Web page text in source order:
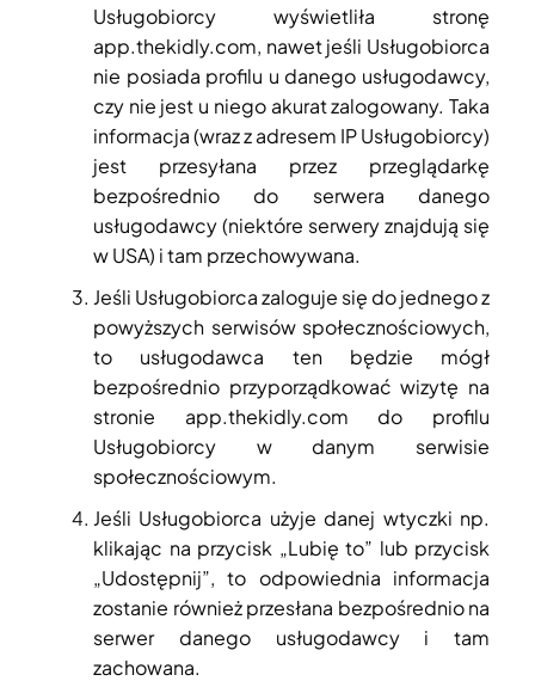
Usługobiorcy wyświetliła stronę
app.thekidly.com, nawet jeśli Usługobiorca
nie posiada profilu u danego usługodawcy,
czy nie jest u niego akurat zalogowany. Taka
informacja (wraz z adresem IP Usługobiorcy)
jest przesyłana przez przeglądarkę
bezpośrednio do serwera danego
usługodawcy (niektóre serwery znajdują się
w USA) i tam przechowywana.
Jeśli Usługobiorca zaloguje się do jednego z
powyższych serwisów społecznościowych,
to usługodawca ten będzie mógł
bezpośrednio przyporządkować wizytę na
stronie app.thekidly.com do profilu
Usługobiorcy w danym serwisie
społecznościowym.
Jeśli Usługobiorca użyje danej wtyczki np.
klikając na przycisk „Lubię to” lub przycisk
„Udostępnij”, to odpowiednia informacja
zostanie również przesłana bezpośrednio na
serwer danego usługodawcy i tam
zachowana.